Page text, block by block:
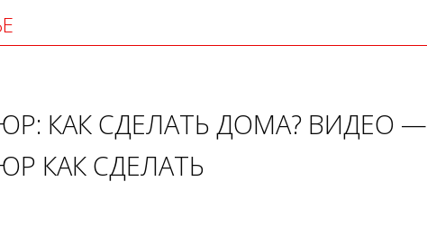
КАК СДЕЛАТЬ ДОМА? ВИДЕО —
КАК СДЕЛАТЬ